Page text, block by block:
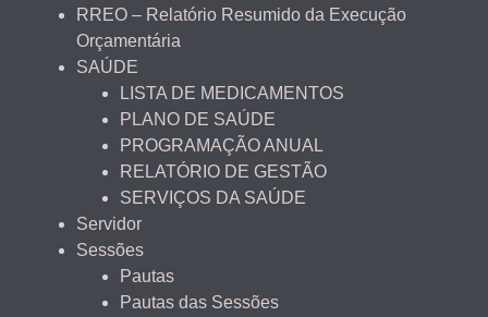
RREO – Relatório Resumido da Execução
Orçamentária
SAÚDE
LISTA DE MEDICAMENTOS
PLANO DE SAÚDE
PROGRAMAÇÃO ANUAL
RELATÓRIO DE GESTÃO
SERVIÇOS DA SAÚDE
Servidor
Sessões
Pautas
Pautas das Sessões